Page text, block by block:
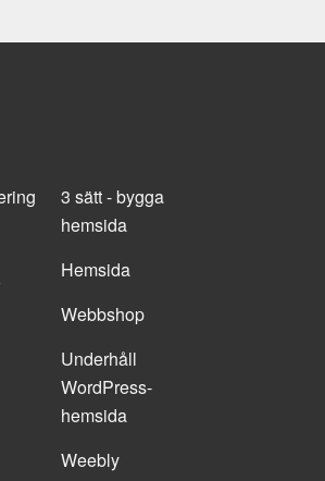
3 sätt - bygga
hemsida
Hemsida
Webbshop
Underhåll
WordPress-
hemsida
Weebly